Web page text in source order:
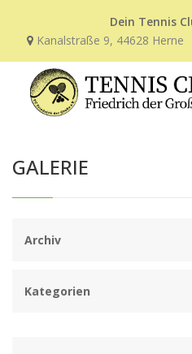
Dein Tennis
Kanalstraße 9, 44628 Herne
GALERIE
Archiv
Kategorien